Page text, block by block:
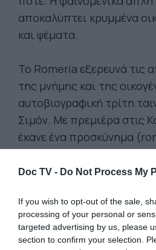
Doc TV - Do Not Process My
If you wish to opt-out of the sale,
processing of your personal or
targeted advertising by us, please
section to confirm your selection.
αποκαλύπτει κρυμμένα
και ψέματα.
Το Romeria εξερευνά τις
της μνήμης και της
αυτοβιογραφική τρίτη
Σιμόν. Με πρεμιέρα στις
έκανε ένα προσκύνημα
άλλο παρά, άγιους
της. Μέσα από την
ταυτότητά της,
ωδή στη χαμένη
ολόκληρη γενιά νέων στην